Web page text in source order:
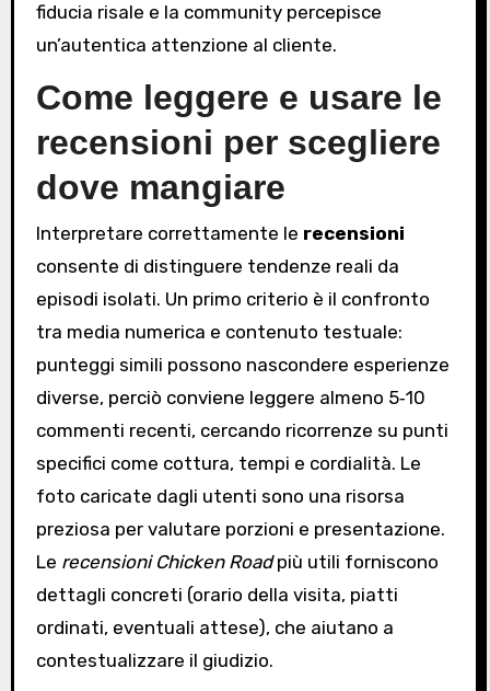
fiducia risale e la community percepisce
un’autentica attenzione al cliente.
Come leggere e usare le
recensioni per scegliere
dove mangiare
Interpretare correttamente le recensioni
consente di distinguere tendenze reali da
episodi isolati. Un primo criterio è il confronto
tra media numerica e contenuto testuale:
punteggi simili possono nascondere esperienze
diverse, perciò conviene leggere almeno 5‑10
commenti recenti, cercando ricorrenze su punti
specifici come cottura, tempi e cordialità. Le
foto caricate dagli utenti sono una risorsa
preziosa per valutare porzioni e presentazione.
Le recensioni Chicken Roadpiù utili forniscono
dettagli concreti (orario della visita, piatti
ordinati, eventuali attese), che aiutano a
contestualizzare il giudizio.